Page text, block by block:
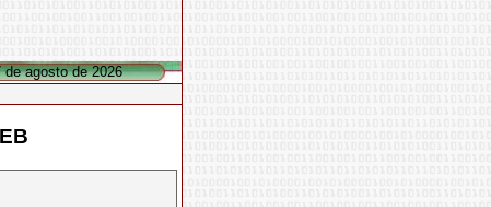
agosto de 2026